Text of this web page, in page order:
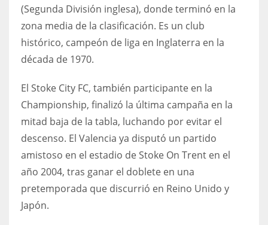
(Segunda División inglesa), donde terminó en la
zona media de la clasificación. Es un club
histórico, campeón de liga en Inglaterra en la
década de 1970.
El Stoke City FC, también participante en la
Championship, finalizó la última campaña en la
mitad baja de la tabla, luchando por evitar el
descenso. El Valencia ya disputó un partido
amistoso en el estadio de Stoke On Trent en el
año 2004, tras ganar el doblete en una
pretemporada que discurrió en Reino Unido y
Japón.